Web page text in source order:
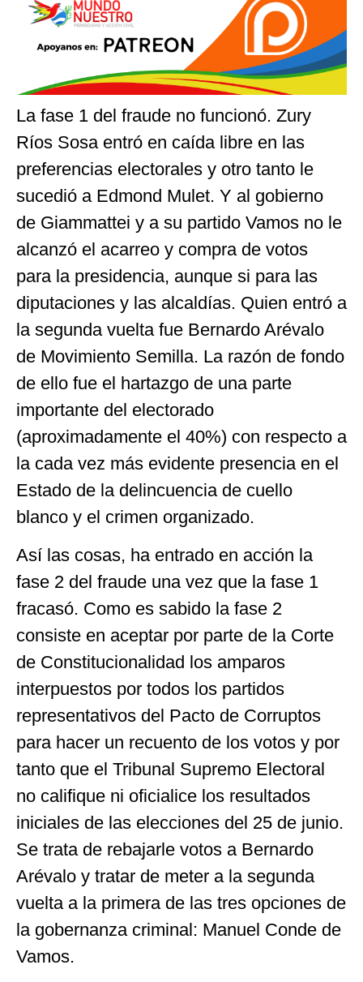
La fase 1 del fraude no funcionó. Zury
Ríos Sosa entró en caída libre en las
preferencias electorales y otro tanto le
sucedió a Edmond Mulet. Y al gobierno
de Giammattei y a su partido Vamos no le
alcanzó el acarreo y compra de votos
para la presidencia, aunque si para las
diputaciones y las alcaldías. Quien entró a
la segunda vuelta fue Bernardo Arévalo
de Movimiento Semilla. La razón de fondo
de ello fue el hartazgo de una parte
importante del electorado
(aproximadamente el 40%) con respecto a
la cada vez más evidente presencia en el
Estado de la delincuencia de cuello
blanco y el crimen organizado.
Así las cosas, ha entrado en acción la
fase 2 del fraude una vez que la fase 1
fracasó. Como es sabido la fase 2
consiste en aceptar por parte de la Corte
de Constitucionalidad los amparos
interpuestos por todos los partidos
representativos del Pacto de Corruptos
para hacer un recuento de los votos y por
tanto que el Tribunal Supremo Electoral
no califique ni oficialice los resultados
iniciales de las elecciones del 25 de junio.
Se trata de rebajarle votos a Bernardo
Arévalo y tratar de meter a la segunda
vuelta a la primera de las tres opciones de
la gobernanza criminal: Manuel Conde de
Vamos.